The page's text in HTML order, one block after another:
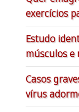
exercícios
Estudo
músculos
Casos
vírus